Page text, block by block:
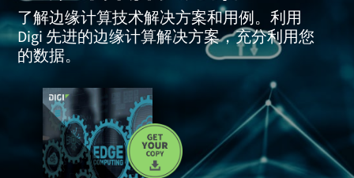
了解边缘计算技术解决方案和用例。利用
Digi 先进的边缘计算解决方案，充分利用您
的数据。